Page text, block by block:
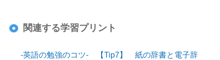
関連する学習プリント
-英語の勉強のコツ- 【Tip7】 紙の辞書と電子辞